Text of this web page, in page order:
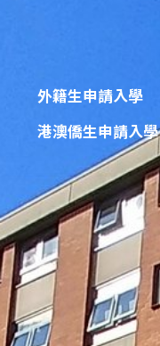
外籍生申請入學
港澳僑生申請入學